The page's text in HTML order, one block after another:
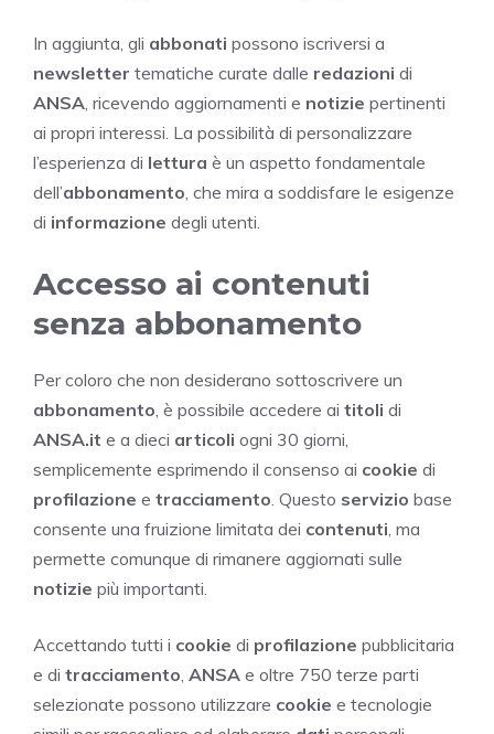
In aggiunta, gli abbonati possono iscriversi a
newsletter tematiche curate dalle redazioni di
ANSA, ricevendo aggiornamenti e notizie pertinenti
ai propri interessi. La possibilità di personalizzare
l’esperienza di lettura è un aspetto fondamentale
dell’abbonamento, che mira a soddisfare le esigenze
di informazione degli utenti.
Accesso ai contenuti
senza abbonamento
Per coloro che non desiderano sottoscrivere un
abbonamento, è possibile accedere ai titoli di
ANSA.it e a dieci articoli ogni 30 giorni,
semplicemente esprimendo il consenso ai cookie di
profilazione e tracciamento. Questo servizio base
consente una fruizione limitata dei contenuti, ma
permette comunque di rimanere aggiornati sulle
notizie più importanti.
Accettando tutti i cookie di profilazione pubblicitaria
e di tracciamento, ANSA e oltre 750 terze parti
selezionate possono utilizzare cookie e tecnologie